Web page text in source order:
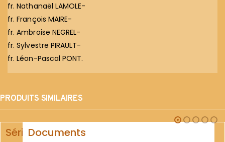
fr. Nathanaël LAMOLE-
fr. François MAIRE-
fr. Ambroise NEGREL-
fr. Sylvestre PIRAULT-
fr. Léon-Pascal PONT.
PRODUITS SIMILAIRES
SérieDocuments